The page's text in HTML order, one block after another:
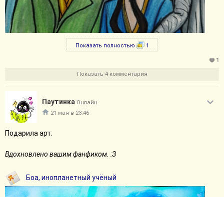
Показать полностью 1
1
Показать 4 комментария
Паутинка Онлайн
21 мая в 23:46
Подарила арт:
Вдохновлено вашим фанфиком. :З
Боа, инопланетный учёный